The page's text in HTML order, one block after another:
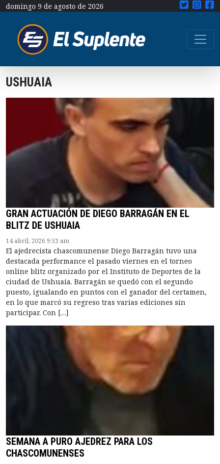
domingo 9 de agosto de 2026
USHUAIA
GRAN ACTUACIÓN DE DIEGO BARRAGÁN EN EL
BLITZ DE USHUAIA
14 abril, 2026 9:53 am
El ajedrecista chascomunense Diego Barragán tuvo una
destacada performance el pasado viernes en el torneo
online blitz organizado por el Instituto de Deportes de la
ciudad de Ushuaia. Barragán se quedó con el segundo
puesto, igualando en puntos con el ganador del certamen,
en lo que marcó su regreso tras varias ediciones sin
participar. Con […]
SEMANA A PURO AJEDREZ PARA LOS
CHASCOMUNENSES